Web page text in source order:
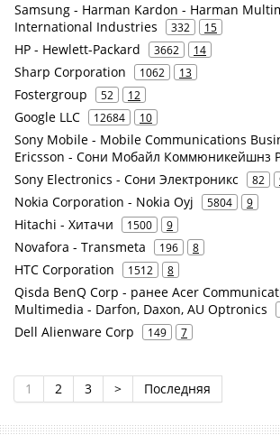
Samsung - Harman Kardon - Harman
International Industries
332 15
HP - Hewlett-Packard 3662 14
Sharp Corporation 1062 13
Fostergroup 52 12
Google LLC 12684 10
Sony Mobile - Mobile Communications
Ericsson - Сони Мобайл Коммюникейшнз
Sony Electronics - Сони Электроникс 82
Nokia Corporation - Nokia Oyj 5804 9
Hitachi - Хитачи 1500 9
Novafora - Transmeta 196 8
HTC Corporation 1512 8
Qisda BenQ Corp - ранее Acer
Multimedia - Darfon, Daxon, AU Optronics
Dell Alienware Corp 149 7
1 2 3 > Последняя